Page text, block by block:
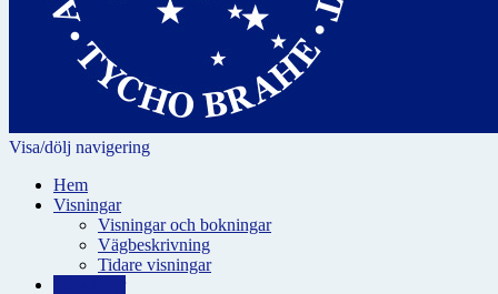
Visa/dölj navigering
Hem
Visningar
Visningar och bokningar
Vägbeskrivning
Tidare visningar